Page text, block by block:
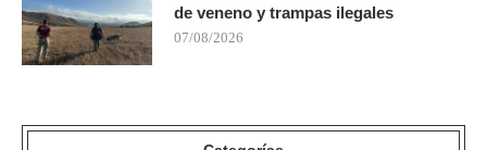
de veneno y trampas ilegales
07/08/2026